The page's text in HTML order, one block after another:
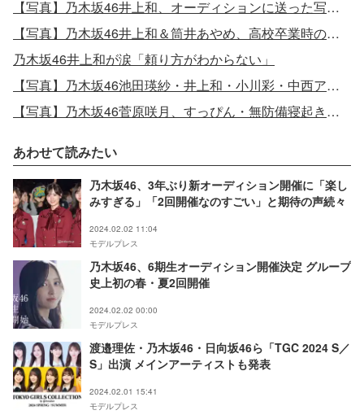
【写真】乃木坂46井上和、オーディションに送った写真が「美少女すぎる」と話題
【写真】乃木坂46井上和＆筒井あやめ、高校卒業時の制服2ショットに反響「漫画の世界」
乃木坂46井上和が涙「頼り方がわからない」
【写真】乃木坂46池田瑛紗・井上和・小川彩・中西アルノ、美脚際立つ寝そべりカット公開
【写真】乃木坂46菅原咲月、すっぴん・無防備寝起き姿で美脚披露
あわせて読みたい
乃木坂46、3年ぶり新オーディション開催に「楽し
みすぎる」「2回開催なのすごい」と期待の声続々
2024.02.02 11:04
モデルプレス
乃木坂46、6期生オーディション開催決定 グループ
史上初の春・夏2回開催
2024.02.02 00:00
モデルプレス
渡邉理佐・乃木坂46・日向坂46ら「TGC 2024 S／
S」出演 メインアーティストも発表
2024.02.01 15:41
モデルプレス